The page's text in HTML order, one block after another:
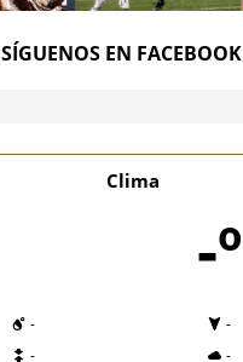
SÍGUENOS EN FACEBOOK
Clima
-º
-
-
-
-